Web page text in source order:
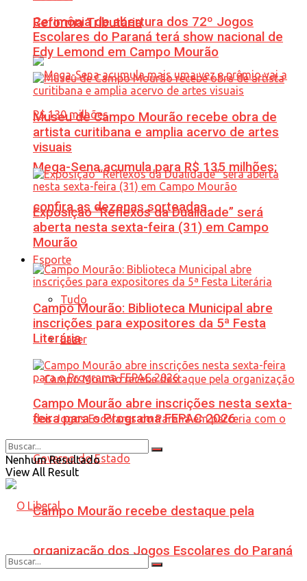
Reforma Tributária
Mega-Sena acumula para R$ 135 milhões;
confira as dezenas sorteadas
Esporte
Tudo
Lazer
Campo Mourão recebe destaque pela
organização dos Jogos Escolares do Paraná
Cerimônia de abertura dos 72º Jogos
Escolares do Paraná terá show nacional de
Edy Lemond em Campo Mourão
Museu de Campo Mourão recebe obra de
artista curitibana e amplia acervo de artes
visuais
Exposição “Reflexos da Dualidade” será
aberta nesta sexta-feira (31) em Campo
Mourão
Campo Mourão: Biblioteca Municipal abre
inscrições para expositores da 5ª Festa
Literária
Campo Mourão abre inscrições nesta sexta-
feira para o Programa FEPAC 2026
Nenhum Resultado
View All Result